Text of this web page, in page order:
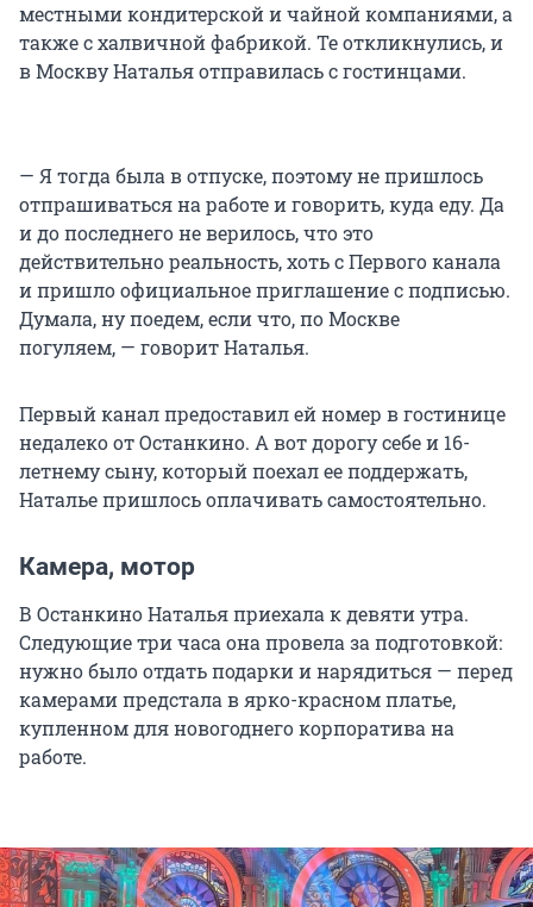
местными кондитерской и чайной компаниями, а
также с халвичной фабрикой. Те откликнулись, и
в Москву Наталья отправилась с гостинцами.
— Я тогда была в отпуске, поэтому не пришлось
отпрашиваться на работе и говорить, куда еду. Да
и до последнего не верилось, что это
действительно реальность, хоть с Первого канала
и пришло официальное приглашение с подписью.
Думала, ну поедем, если что, по Москве
погуляем, — говорит Наталья.
Первый канал предоставил ей номер в гостинице
недалеко от Останкино. А вот дорогу себе и 16-
летнему сыну, который поехал ее поддержать,
Наталье пришлось оплачивать самостоятельно.
Камера, мотор
В Останкино Наталья приехала к девяти утра.
Следующие три часа она провела за подготовкой:
нужно было отдать подарки и нарядиться — перед
камерами предстала в ярко-красном платье,
купленном для новогоднего корпоратива на
работе.